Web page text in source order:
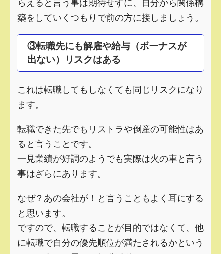
築をしていくつもりで前の方に接しましょう。
③転職先にも解雇や給与（ボーナスが
出ない）リスクはある
これは転職してもしなくても同じリスクになり
ます。
転職できた先でもリストラや倒産の可能性はあ
ると言うことです。
一見業績が好調のようでも実際は火の車と言う
事はざらにあります。
なぜ？あの会社が！と言うこともよく耳にする
と思います。
ですので、転職することが目的ではなくて、他
に転職で自分の優先順位が満たされるかという